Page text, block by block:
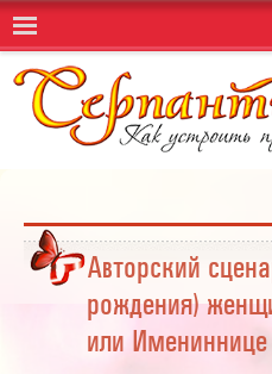
Авторский
рождения)
или